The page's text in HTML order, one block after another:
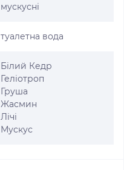
мускусні
туалетна вода
Білий Кедр
Геліотроп
Груша
Жасмин
Лічі
Мускус